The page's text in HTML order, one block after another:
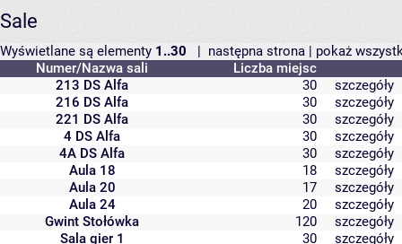
Sale
Wyświetlane są elementy 1..30 | następna strona | pokaż
Numer/Nazwa sali
Liczba miejsc
213 DS Alfa
30
szczegóły
216 DS Alfa
30
szczegóły
221 DS Alfa
30
szczegóły
4 DS Alfa
30
szczegóły
4A DS Alfa
30
szczegóły
Aula 18
18
szczegóły
Aula 20
17
szczegóły
Aula 24
20
szczegóły
Gwint Stołówka
120
szczegóły
Sala gier 1
30
szczegóły